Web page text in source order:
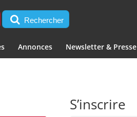
Rechercher
Annonces Newsletter & Presse
S’inscrire